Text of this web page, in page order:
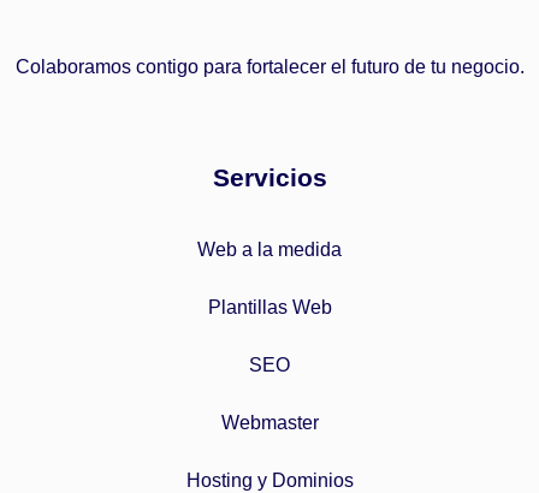
Colaboramos contigo para fortalecer el futuro de tu negocio.
Servicios
Web a la medida
Plantillas Web
SEO
Webmaster
Hosting y Dominios